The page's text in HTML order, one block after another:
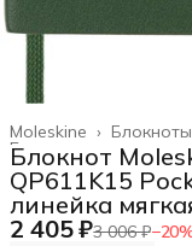
Moleskine ›
Главная ›
Блокнот
QP611K15
линейка
2 405 ₽3 006 ₽−20